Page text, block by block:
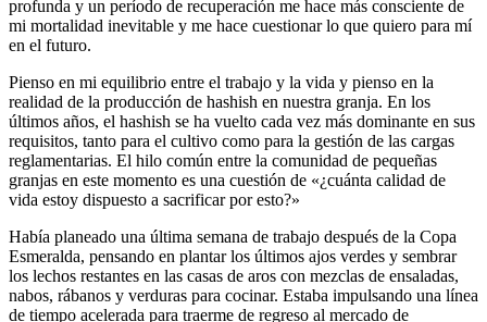
profunda y un período de recuperación me hace más consciente de
mi mortalidad inevitable y me hace cuestionar lo que quiero para mí
en el futuro.
Pienso en mi equilibrio entre el trabajo y la vida y pienso en la
realidad de la producción de hashish en nuestra granja. En los
últimos años, el hashish se ha vuelto cada vez más dominante en sus
requisitos, tanto para el cultivo como para la gestión de las cargas
reglamentarias. El hilo común entre la comunidad de pequeñas
granjas en este momento es una cuestión de «¿cuánta calidad de
vida estoy dispuesto a sacrificar por esto?»
Había planeado una última semana de trabajo después de la Copa
Esmeralda, pensando en plantar los últimos ajos verdes y sembrar
los lechos restantes en las casas de aros con mezclas de ensaladas,
nabos, rábanos y verduras para cocinar. Estaba impulsando una línea
de tiempo acelerada para traerme de regreso al mercado de